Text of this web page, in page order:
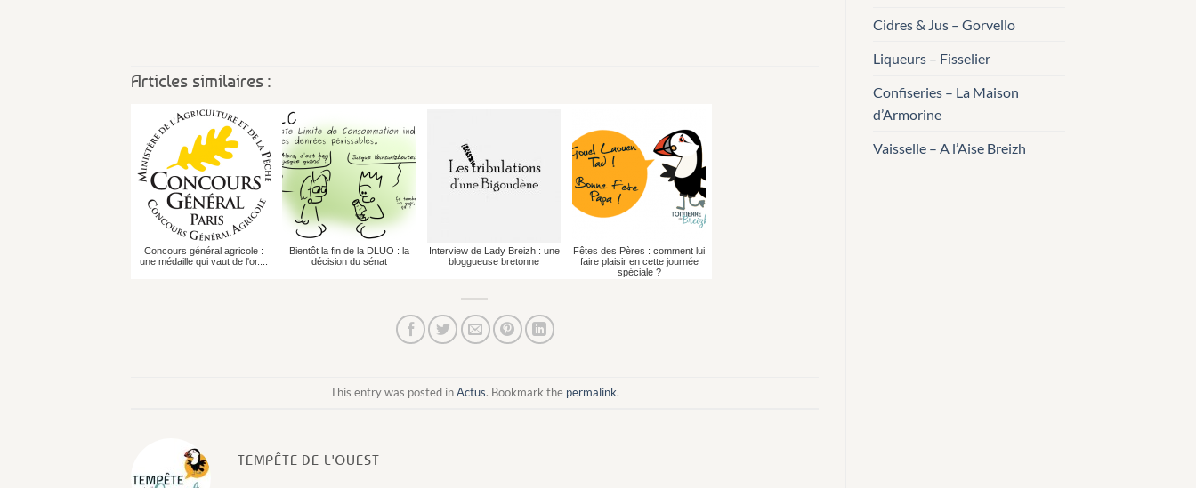
Articles similaires :
Concours général agricole :
une médaille qui vaut de l'or....
Bientôt la fin de la DLUO : la
décision du sénat
Interview de Lady Breizh : une
bloggueuse bretonne
Fêtes des Pères : comment lui
faire plaisir en cette journée
spéciale ?
This entry was posted inActus. Bookmark the permalink.
TEMPÊTE DE L'OUEST
Cidres & Jus – Gorvello
Liqueurs – Fisselier
Confiseries – La Maison
d’Armorine
Vaisselle – A l’Aise Breizh